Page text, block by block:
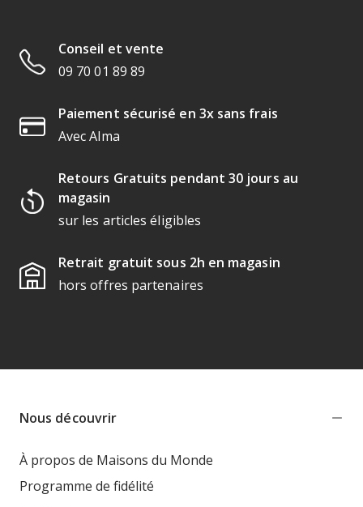
Conseil et vente
09 70 01 89 89
Paiement sécurisé en 3x sans frais
Avec Alma
Retours Gratuits pendant 30 jours au
magasin
sur les articles éligibles
Retrait gratuit sous 2h en magasin
hors offres partenaires
Nous découvrir
À propos de Maisons du Monde
Programme de fidélité